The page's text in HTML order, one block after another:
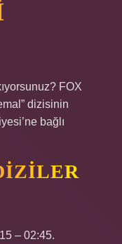
FOX
dizisinin
bağlı
– 02:45.